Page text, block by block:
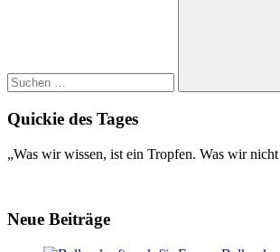
Quickie des Tages
„Was wir wissen, ist ein Tropfen. Was wir
Neue Beiträge